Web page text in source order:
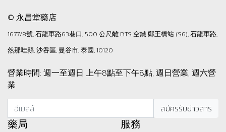
© 永昌堂藥店
1677/8號, 石龍軍路63巷口, 500 公尺離 BTS 空鐵 鄭王橋站 (S6), 石龍軍路,
然那哇縣, 沙吞區, 曼谷市, 泰國, 10120
營業時間: 週一至週日 上午8點至下午8點, 週日營業, 週六營
業
藥局 服務